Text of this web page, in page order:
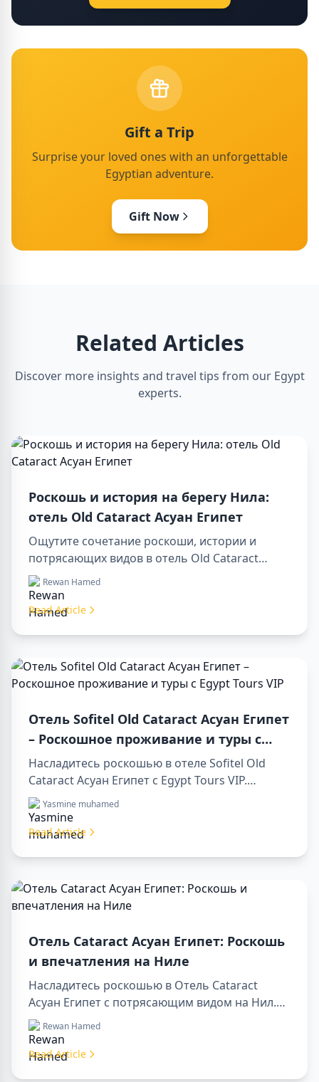
Gift a Trip
Surprise your loved ones with an unforgettable
Egyptian adventure.
Gift Now
Related Articles
Discover more insights and travel tips from our Egypt
experts.
Роскошь и история на берегу Нила:
отель Old Cataract Асуан Египет
Ощутите сочетание роскоши, истории и
потрясающих видов в отель Old Cataract
Асуан Египет. Исследуйте незабываемые day
tours in luxor egypt и отправьтесь в памятный
day trip to aswan from luxor.
Rewan Hamed
Read Article
Отель Sofitel Old Cataract Асуан Египет
– Роскошное проживание и туры с
Egypt Tours VIP
Насладитесь роскошью в отеле Sofitel Old
Cataract Асуан Египет с Egypt Tours VIP.
Посетите достопримечательности Асуана,
наслаждайтесь видом на Нил и
первоклассным сервисом. Забронируйте
Yasmine muhamed
Read Article
Отель Cataract Асуан Египет: Роскошь
и впечатления на Ниле
Насладитесь роскошью в Отель Cataract
Асуан Египет с потрясающим видом на Нил.
Идеально подходит для организации sharm to
luxor day trip, бронирования через luxor travel
agency или сопровождения опытным luxor
Rewan Hamed
Read Article